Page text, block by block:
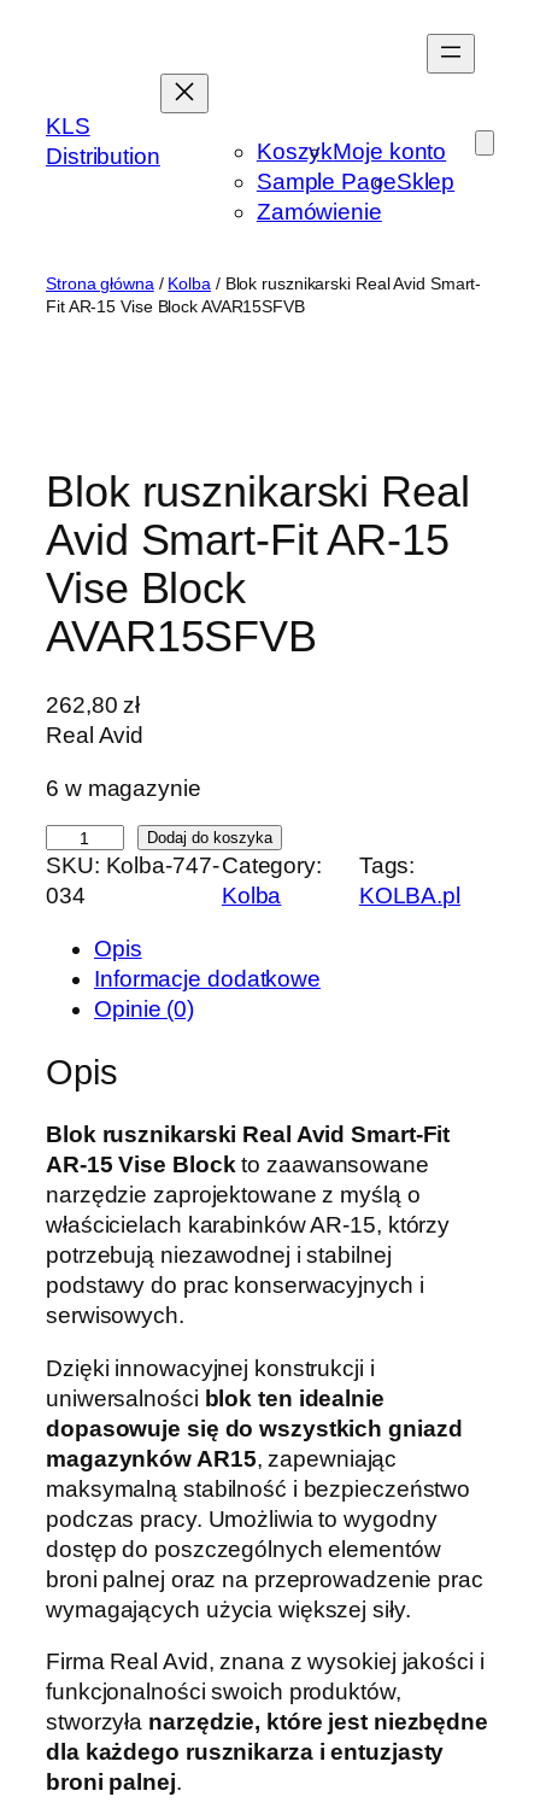
KLS
Distribution
KoszykMoje konto
Sample PageSklep
Zamówienie
Strona główna / Kolba / Blok rusznikarski Real Avid Smart-
Fit AR-15 Vise Block AVAR15SFVB
Blok rusznikarski Real
Avid Smart-Fit AR-15
Vise Block
AVAR15SFVB
262,80zł
Real Avid
6 w magazynie
l
o
k
u
s
z
n
i
k
a
s
k
i
R
e
a
l
A
v
i
d
S
m
a
Dodaj do koszyka
SKU: Kolba-747-
034
Category:
Kolba
Tags:
KOLBA.pl
Opis
Informacje dodatkowe
Opinie (0)
Opis
Blok rusznikarski Real Avid Smart-Fit
AR-15 Vise Block to zaawansowane
narzędzie zaprojektowane z myślą o
właścicielach karabinków AR-15, którzy
potrzebują niezawodnej i stabilnej
podstawy do prac konserwacyjnych i
serwisowych.
Dzięki innowacyjnej konstrukcji i
uniwersalności blok ten idealnie
dopasowuje się do wszystkich gniazd
magazynków AR15, zapewniając
maksymalną stabilność i bezpieczeństwo
podczas pracy. Umożliwia to wygodny
dostęp do poszczególnych elementów
broni palnej oraz na przeprowadzenie prac
wymagających użycia większej siły.
Firma Real Avid, znana z wysokiej jakości i
funkcjonalności swoich produktów,
stworzyła narzędzie, które jest niezbędne
dla każdego rusznikarza i entuzjasty
broni palnej.